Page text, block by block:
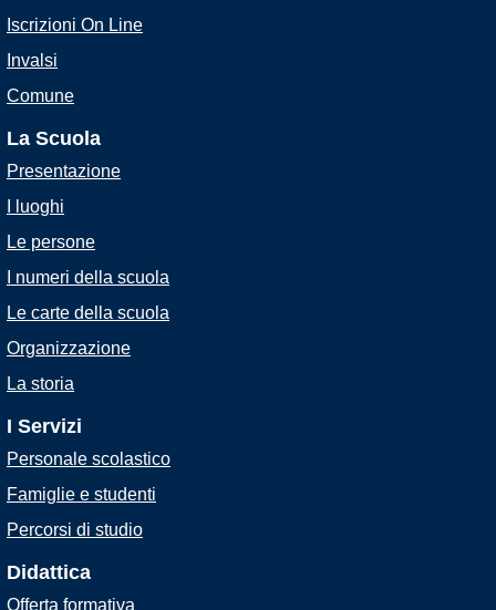
Iscrizioni On Line
Invalsi
Comune
La Scuola
Presentazione
I luoghi
Le persone
I numeri della scuola
Le carte della scuola
Organizzazione
La storia
I Servizi
Personale scolastico
Famiglie e studenti
Percorsi di studio
Didattica
Offerta formativa